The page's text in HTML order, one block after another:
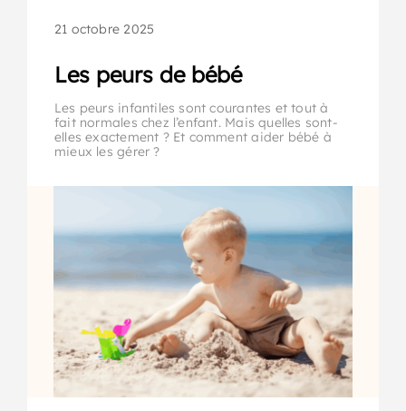
21 octobre 2025
Les peurs de bébé
Les peurs infantiles sont courantes et tout à
fait normales chez l’enfant. Mais quelles sont-
elles exactement ? Et comment aider bébé à
mieux les gérer ?